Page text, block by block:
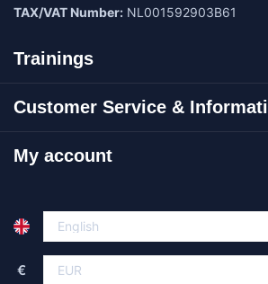
TAX/VAT Number: NL001592903B61
Trainings
Customer Service &
My account
€